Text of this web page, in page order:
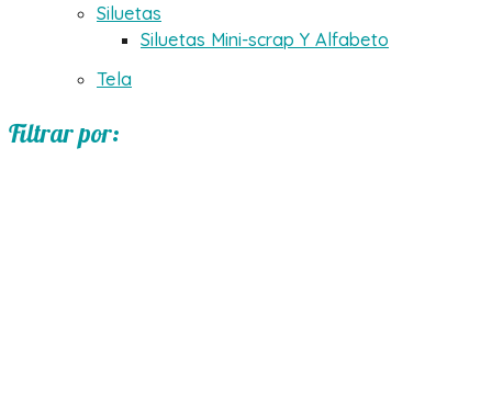
Siluetas
Siluetas Mini-scrap Y Alfabeto
Tela
Filtrar por: